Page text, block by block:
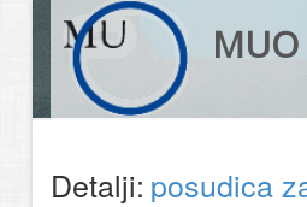
Detalji: posudica